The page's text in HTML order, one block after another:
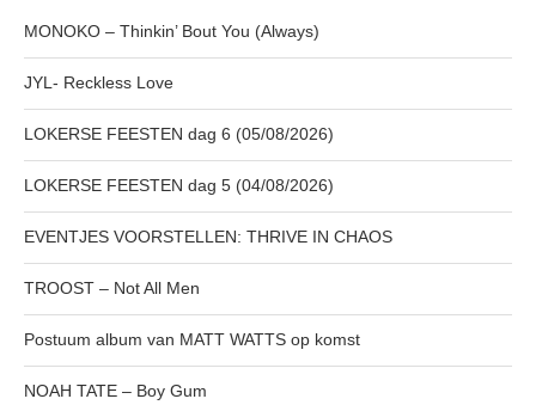
MONOKO – Thinkin’ Bout You (Always)
JYL- Reckless Love
LOKERSE FEESTEN dag 6 (05/08/2026)
LOKERSE FEESTEN dag 5 (04/08/2026)
EVENTJES VOORSTELLEN: THRIVE IN CHAOS
TROOST – Not All Men
Postuum album van MATT WATTS op komst
NOAH TATE – Boy Gum